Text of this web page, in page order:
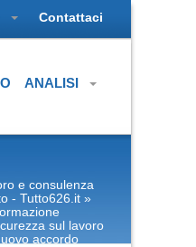
Contattaci
ANALISI
e consulenza
- Tutto626.it »
sul lavoro
accordo